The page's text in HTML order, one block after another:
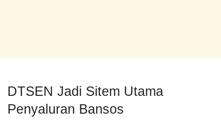
DTSEN Jadi Sitem Utama
Penyaluran Bansos